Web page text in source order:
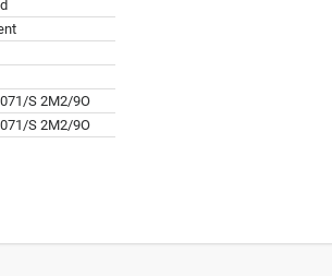
S 2M2/9O
S 2M2/9O